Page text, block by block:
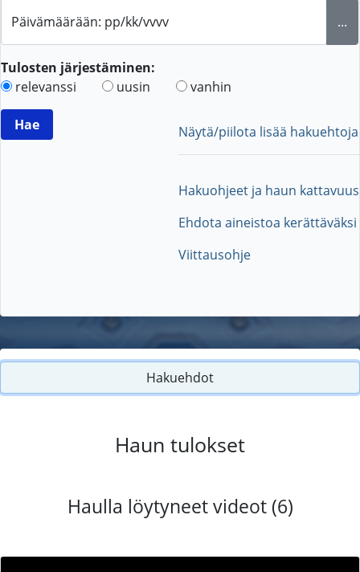
Päivämäärään: pp/kk/vvvv ...
Tulosten järjestäminen:
relevanssi
uusin vanhin
Näytä/piilota lisää hakuehtoja
Hakuohjeet ja haun kattavuus
Ehdota aineistoa kerättäväksi
Viittausohje
Hakuehdot
Haun tulokset
Haulla löytyneet videot (6)